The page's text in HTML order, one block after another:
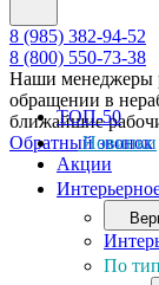
8 (985) 382-94-52
8 (800) 550-73-38
Наши менеджеры
обращении в
ближайшие
Обратный звонок
ТОП-50
Новинки
Акции
По